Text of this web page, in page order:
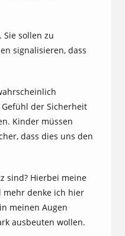
sollen zu
signalisieren, dass
der Sicherheit
Kinder müssen
dass dies uns den
sind? Hierbei meine
mehr denke ich hier
meinen Augen
ausbeuten wollen.